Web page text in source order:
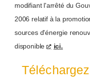
modifiant l'arrêté du
2006 relatif à la
sources d'énergie
disponible
ici.
Téléchargez